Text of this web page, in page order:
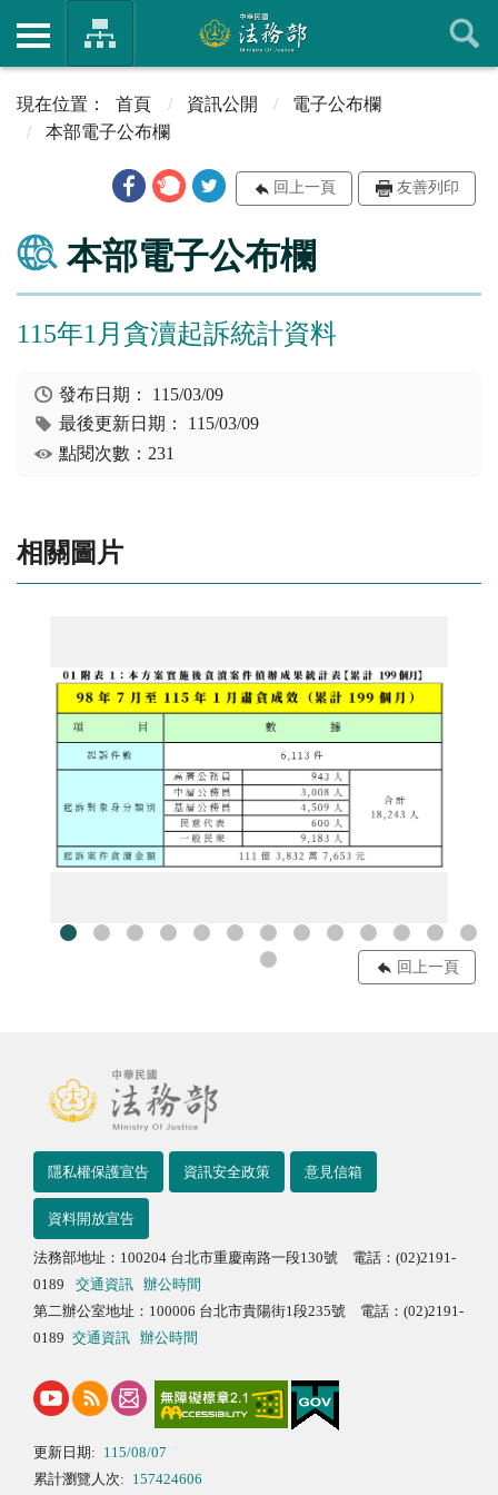
首頁 資訊公開
電子公布欄
本部電子公布欄
回上一頁 友善列印
本部電子公布欄
115年1月貪瀆起訴統計資料
發布日期： 115/03/09
最後更新日期： 115/03/09
點閱次數：231
相關圖片
01附表1：本方案實施後貪瀆案件偵辦成果統計表【累計199個月】
回上一頁
隱私權保護宣告 資訊安全政策 意見信箱
資料開放宣告
法務部地址：100204 台北市重慶南路一段130號 電話：(02)2191-
0189
交通資訊
辦公時間
第二辦公室地址：100006 台北市貴陽街1段235號 電話：(02)2191-
0189 交通資訊 辦公時間
更新日期: 115/08/07
累計瀏覽人次: 157424606